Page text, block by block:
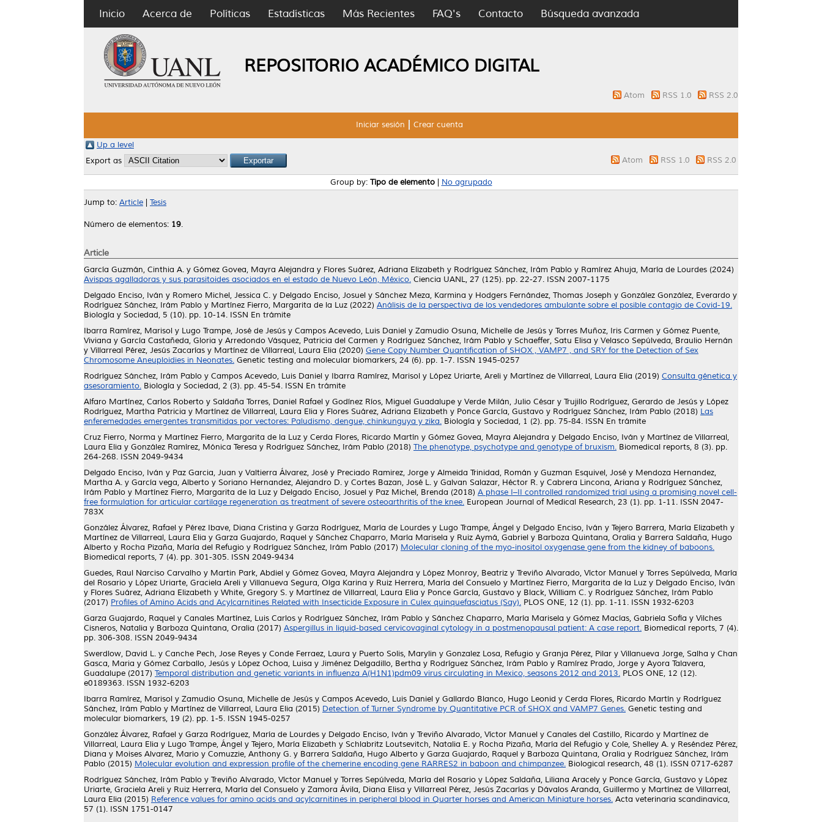
Inicio Acerca de Políticas Estadísticas Más Recientes FAQ's Contacto Búsqueda avanzada
REPOSITORIO ACADÉMICO DIGITAL
Atom RSS 1.0 RSS 2.0
Iniciar sesión Crear cuenta
Up a level
Export as
Atom RSS 1.0 RSS 2.0
Group by: Tipo de elemento| No agrupado
Jump to: Article Tesis
Número de elementos: 19.
Article
García Guzmán, Cinthia A. y Gómez Govea, Mayra Alejandra y Flores Suárez, Adriana Elizabeth y Rodríguez Sánchez, Irám Pablo y Ramírez Ahuja, María de Lourdes (2024)
Avispas agalladoras y sus parasitoides asociados en el estado de Nuevo León, México. Ciencia UANL, 27 (125). pp. 22-27. ISSN 2007-1175
Delgado Enciso, Iván y Romero Michel, Jessica C. y Delgado Enciso, Josuel y Sánchez Meza, Karmina y Hodgers Fernández, Thomas Joseph y González González, Everardo y
Rodríguez Sánchez, Irám Pablo y Martínez Fierro, Margarita de la Luz (2022) Análisis de la perspectiva de los vendedores ambulante sobre el posible contagio de Covid-19.
Biología y Sociedad, 5 (10). pp. 10-14. ISSN En trámite
Ibarra Ramírez, Marisol y Lugo Trampe, José de Jesús y Campos Acevedo, Luis Daniel y Zamudio Osuna, Michelle de Jesús y Torres Muñoz, Iris Carmen y Gómez Puente,
Viviana y García Castañeda, Gloria y Arredondo Vásquez, Patricia del Carmen y Rodríguez Sánchez, Irám Pablo y Schaeffer, Satu Elisa y Velasco Sepúlveda, Braulio Hernán
y Villarreal Pérez, Jesús Zacarías y Martínez de Villarreal, Laura Elia (2020) Gene Copy Number Quantification of SHOX , VAMP7 , and SRY for the Detection of Sex
Chromosome Aneuploidies in Neonates. Genetic testing and molecular biomarkers, 24 (6). pp. 1-7. ISSN 1945-0257
Rodríguez Sánchez, Irám Pablo y Campos Acevedo, Luis Daniel y Ibarra Ramírez, Marisol y López Uriarte, Areli y Martínez de Villarreal, Laura Elia (2019) Consulta génetica y
asesoramiento. Biología y Sociedad, 2 (3). pp. 45-54. ISSN En trámite
Alfaro Martínez, Carlos Roberto y Saldaña Torres, Daniel Rafael y Godínez Ríos, Miguel Guadalupe y Verde Milán, Julio César y Trujillo Rodríguez, Gerardo de Jesús y López
Rodríguez, Martha Patricia y Martínez de Villarreal, Laura Elia y Flores Suárez, Adriana Elizabeth y Ponce García, Gustavo y Rodríguez Sánchez, Irám Pablo (2018) Las
enferemedades emergentes transmitidas por vectores: Paludismo, dengue, chinkunguya y zika. Biología y Sociedad, 1 (2). pp. 75-84. ISSN En trámite
Cruz Fierro, Norma y Martínez Fierro, Margarita de la Luz y Cerda Flores, Ricardo Martín y Gómez Govea, Mayra Alejandra y Delgado Enciso, Iván y Martínez de Villarreal,
Laura Elia y González Ramírez, Mónica Teresa y Rodríguez Sánchez, Irám Pablo (2018) The phenotype, psychotype and genotype of bruxism. Biomedical reports, 8 (3). pp.
264-268. ISSN 2049-9434
Delgado Enciso, Iván y Paz Garcia, Juan y Valtierra Álvarez, José y Preciado Ramirez, Jorge y Almeida Trinidad, Román y Guzman Esquivel, José y Mendoza Hernandez,
Martha A. y García vega, Alberto y Soriano Hernandez, Alejandro D. y Cortes Bazan, José L. y Galvan Salazar, Héctor R. y Cabrera Lincona, Ariana y Rodríguez Sánchez,
Irám Pablo y Martínez Fierro, Margarita de la Luz y Delgado Enciso, Josuel y Paz Michel, Brenda (2018) A phase I–II controlled randomized trial using a promising novel cell-
free formulation for articular cartilage regeneration as treatment of severe osteoarthritis of the knee. European Journal of Medical Research, 23 (1). pp. 1-11. ISSN 2047-
783X
González Álvarez, Rafael y Pérez Ibave, Diana Cristina y Garza Rodríguez, María de Lourdes y Lugo Trampe, Ángel y Delgado Enciso, Iván y Tejero Barrera, María Elizabeth y
Martínez de Villarreal, Laura Elia y Garza Guajardo, Raquel y Sánchez Chaparro, María Marisela y Ruiz Aymá, Gabriel y Barboza Quintana, Oralia y Barrera Saldaña, Hugo
Alberto y Rocha Pizaña, María del Refugio y Rodríguez Sánchez, Irám Pablo (2017) Molecular cloning of the myo-inositol oxygenase gene from the kidney of baboons.
Biomedical reports, 7 (4). pp. 301-305. ISSN 2049-9434
Guedes, Raul Narciso Carvalho y Martin Park, Abdiel y Gómez Govea, Mayra Alejandra y López Monroy, Beatriz y Treviño Alvarado, Víctor Manuel y Torres Sepúlveda, María
del Rosario y López Uriarte, Graciela Areli y Villanueva Segura, Olga Karina y Ruiz Herrera, María del Consuelo y Martínez Fierro, Margarita de la Luz y Delgado Enciso, Iván
y Flores Suárez, Adriana Elizabeth y White, Gregory S. y Martínez de Villarreal, Laura Elia y Ponce García, Gustavo y Black, William C. y Rodríguez Sánchez, Irám Pablo
(2017) Profiles of Amino Acids and Acylcarnitines Related with Insecticide Exposure in Culex quinquefasciatus (Say). PLOS ONE, 12 (1). pp. 1-11. ISSN 1932-6203
Garza Guajardo, Raquel y Canales Martínez, Luis Carlos y Rodríguez Sánchez, Irám Pablo y Sánchez Chaparro, María Marisela y Gómez Macías, Gabriela Sofía y Vilches
Cisneros, Natalia y Barboza Quintana, Oralia (2017) Aspergillus in liquid-based cervicovaginal cytology in a postmenopausal patient: A case report. Biomedical reports, 7 (4).
pp. 306-308. ISSN 2049-9434
Swerdlow, David L. y Canche Pech, Jose Reyes y Conde Ferraez, Laura y Puerto Solis, Marylin y Gonzalez Losa, Refugio y Granja Pérez, Pilar y Villanueva Jorge, Salha y Chan
Gasca, Maria y Gómez Carballo, Jesús y López Ochoa, Luisa y Jiménez Delgadillo, Bertha y Rodríguez Sánchez, Irám Pablo y Ramírez Prado, Jorge y Ayora Talavera,
Guadalupe (2017) Temporal distribution and genetic variants in influenza A(H1N1)pdm09 virus circulating in Mexico, seasons 2012 and 2013. PLOS ONE, 12 (12).
e0189363. ISSN 1932-6203
Ibarra Ramírez, Marisol y Zamudio Osuna, Michelle de Jesús y Campos Acevedo, Luis Daniel y Gallardo Blanco, Hugo Leonid y Cerda Flores, Ricardo Martín y Rodríguez
Sánchez, Irám Pablo y Martínez de Villarreal, Laura Elia (2015) Detection of Turner Syndrome by Quantitative PCR of SHOX and VAMP7 Genes. Genetic testing and
molecular biomarkers, 19 (2). pp. 1-5. ISSN 1945-0257
González Álvarez, Rafael y Garza Rodríguez, María de Lourdes y Delgado Enciso, Iván y Treviño Alvarado, Víctor Manuel y Canales del Castillo, Ricardo y Martínez de
Villarreal, Laura Elia y Lugo Trampe, Ángel y Tejero, María Elizabeth y Schlabritz Loutsevitch, Natalia E. y Rocha Pizaña, María del Refugio y Cole, Shelley A. y Reséndez Pérez,
Diana y Moises Alvarez, Mario y Comuzzie, Anthony G. y Barrera Saldaña, Hugo Alberto y Garza Guajardo, Raquel y Barboza Quintana, Oralia y Rodríguez Sánchez, Irám
Pablo (2015) Molecular evolution and expression profile of the chemerine encoding gene RARRES2 in baboon and chimpanzee. Biological research, 48 (1). ISSN 0717-6287
Rodríguez Sánchez, Irám Pablo y Treviño Alvarado, Víctor Manuel y Torres Sepúlveda, María del Rosario y López Saldaña, Liliana Aracely y Ponce García, Gustavo y López
Uriarte, Graciela Areli y Ruiz Herrera, María del Consuelo y Zamora Ávila, Diana Elisa y Villarreal Pérez, Jesús Zacarías y Dávalos Aranda, Guillermo y Martínez de Villarreal,
Laura Elia (2015) Reference values for amino acids and acylcarnitines in peripheral blood in Quarter horses and American Miniature horses. Acta veterinaria scandinavica,
57 (1). ISSN 1751-0147